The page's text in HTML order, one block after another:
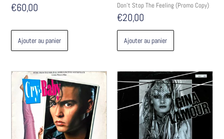
€60,00
Ajouter au panier
Don't Stop The Feeling (Promo Copy)
€20,00
Ajouter au panier